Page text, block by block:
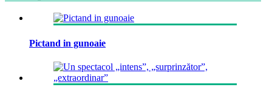
Pictand in gunoaie